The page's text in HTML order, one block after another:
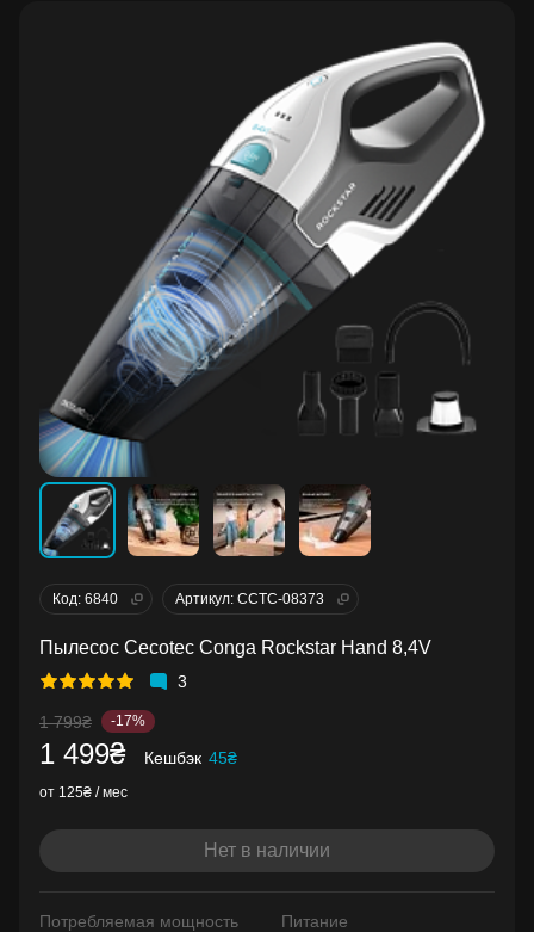
Код: 6840 Артикул: CCTC-08373
Пылесос Cecotec Conga Rockstar Hand 8,4V
3
1 799₴ -17%
1 499₴ Кешбэк 45₴
от 125₴ / мес
Нет в наличии
Потребляемая мощность
Питание